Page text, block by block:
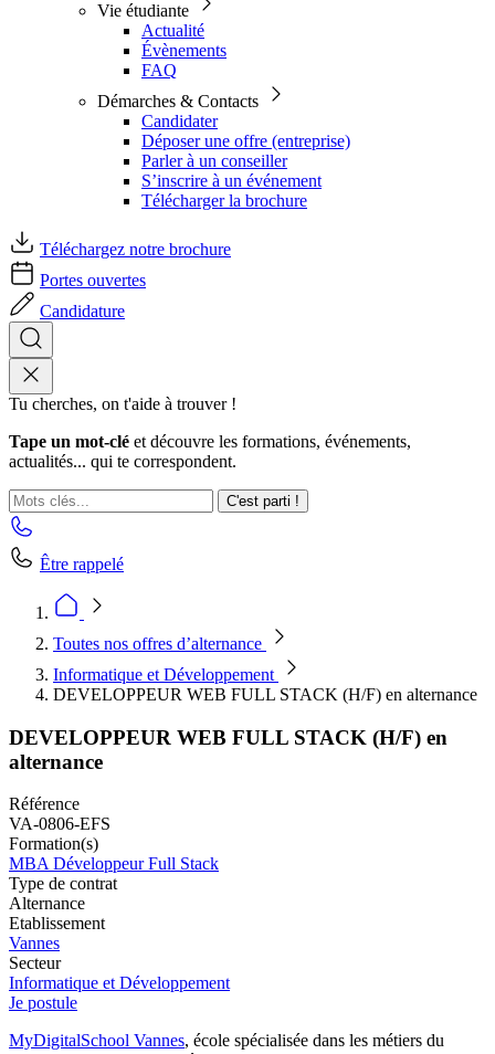
Vie étudiante
Actualité
Évènements
FAQ
Démarches & Contacts
Candidater
Déposer une offre (entreprise)
Parler à un conseiller
S’inscrire à un événement
Télécharger la brochure
Téléchargez notre brochure
Portes ouvertes
Candidature
Tu cherches, on t'aide à trouver !
Tape un mot-clé et découvre les formations, événements,
actualités... qui te correspondent.
C'est parti !
Être rappelé
Toutes nos offres d’alternance
Informatique et Développement
DEVELOPPEUR WEB FULL STACK (H/F) en alternance
DEVELOPPEUR WEB FULL STACK (H/F) en
alternance
Référence
VA-0806-EFS
Formation(s)
MBA Développeur Full Stack
Type de contrat
Alternance
Etablissement
Vannes
Secteur
Informatique et Développement
Je postule
MyDigitalSchool Vannes, école spécialisée dans les métiers du